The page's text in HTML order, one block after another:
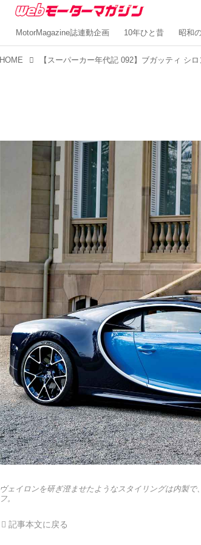
MotorMagazine誌連動企画 10年ひと昔 昭和
HOME
ヴェイロンを研ぎ澄ませたようなスタイリングは内製
フ。
記事本文に戻る